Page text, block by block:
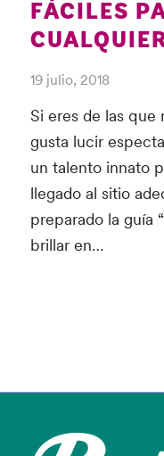
FÁCILES
Si eres de las que
gusta lucir
un talento innato
llegado al sitio
preparado la guía
brillar en…
19 julio, 2018